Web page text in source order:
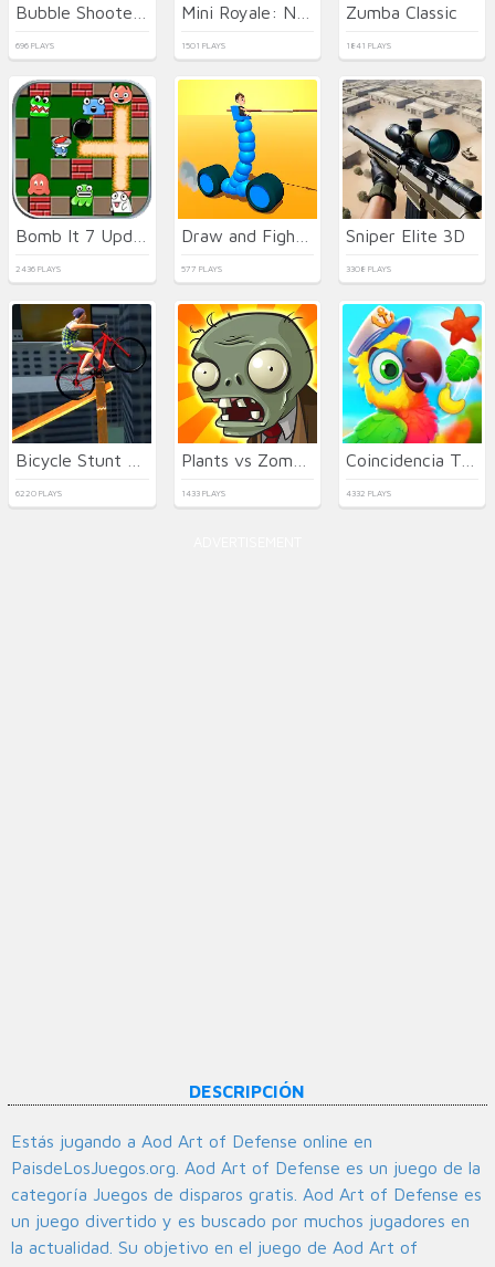
696 PLAYS 1501 PLAYS
Zumba Classic
1841 PLAYS
2436 PLAYS 577 PLAYS
Sniper Elite 3D
3308 PLAYS
6220 PLAYS 1433 PLAYS
Coincidencia Tropical
4332 PLAYS
DESCRIPCIÓN
Estás jugando a Aod Art of Defense online en
PaisdeLosJuegos.org. Aod Art of Defense es un juego de la
categoría Juegos de disparos gratis. Aod Art of Defense es
un juego divertido y es buscado por muchos jugadores en
la actualidad. Su objetivo en el juego de Aod Art of